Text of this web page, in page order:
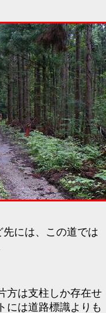
には、この道では
方は支柱しか存在せ
には道路標識よりも